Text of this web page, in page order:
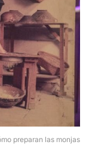
preparan las monjas